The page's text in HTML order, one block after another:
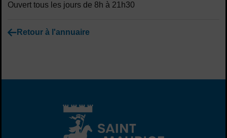
Ouvert tous les jours de 8h à 21h30
Retour à l'annuaire